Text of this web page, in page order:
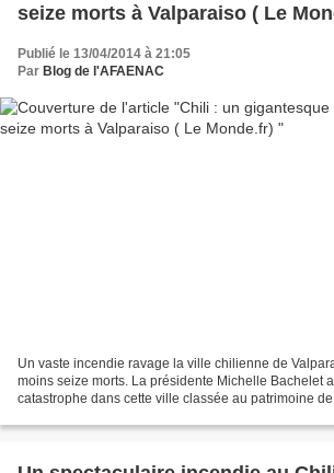
seize morts à Valparaiso ( Le
Publié le 13/04/2014 à 21:05
Par Blog de l'AFAENAC
Un vaste incendie ravage la ville chilienne de
moins seize morts. La présidente Michelle Bachelet
catastrophe dans cette ville classée au patrimoine